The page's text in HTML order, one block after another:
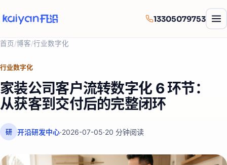
13305079753
首页/博客/行业数字化
行业数字化
家装公司客户流转数字化 6 环节：
从获客到交付后的完整闭环
研 开沿研发中心·2026-07-05·20 分钟阅读